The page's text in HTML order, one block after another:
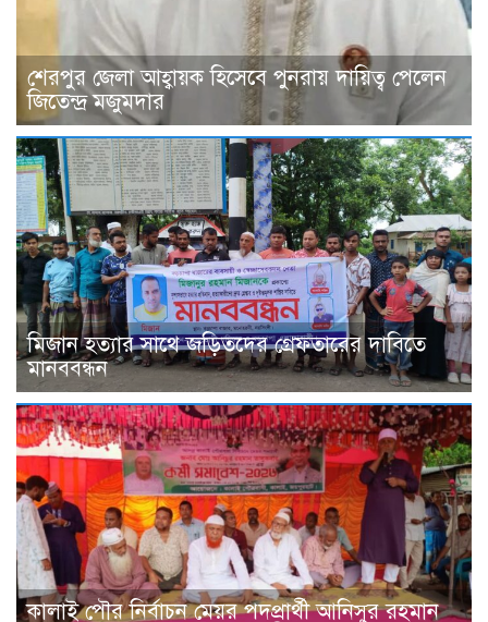
শেরপুর জেলা আহ্বায়ক হিসেবে পুনরায় দায়িত্ব পেলেন
জিতেন্দ্র মজুমদার
মিজান হত্যার সাথে জড়িতদের গ্রেফতারের দাবিতে
মানববন্ধন
কালাই পৌর নির্বাচন মেয়র পদপ্রার্থী আনিসুর রহমান